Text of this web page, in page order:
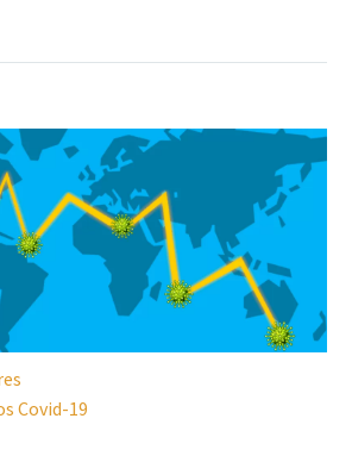
Covid-19